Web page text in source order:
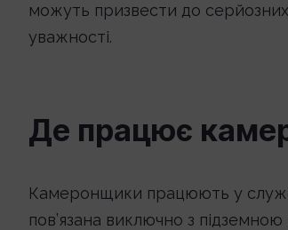
можуть призвести до серйозних
уважності.
Де працює
Камеронщики працюють у
пов’язана виключно з